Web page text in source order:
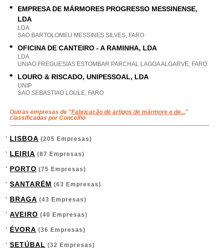
EMPRESA DE MÁRMORES PROGRESSO MESSINENSE,
LDA
LDA
SAO BARTOLOMEU MESSINES SILVES, FARO
OFICINA DE CANTEIRO - A RAMINHA, LDA
LDA
UNIAO FREGUESIAS ESTOMBAR PARCHAL LAGOA ALGARVE, FARO
LOURO & RISCADO, UNIPESSOAL, LDA
UNIP
SAO SEBASTIAO LOULE, FARO
Outras empresas de "Fabricação de artigos de mármore e de..."
classificadas por Concelho
LISBOA (205 Empresas)
LEIRIA (87 Empresas)
PORTO (75 Empresas)
SANTARÉM (63 Empresas)
BRAGA (43 Empresas)
AVEIRO (40 Empresas)
ÉVORA (36 Empresas)
SETÚBAL (32 Empresas)